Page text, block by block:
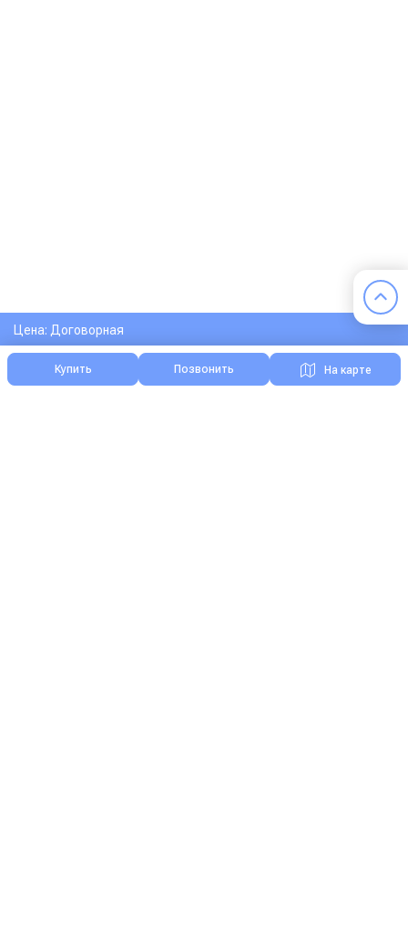
Цена: Договорная
Купить Позвонить На карте